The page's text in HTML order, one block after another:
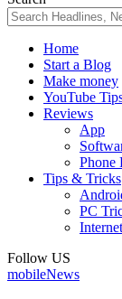
Home
Start a Blog
Make money
YouTube
Reviews
App
Phone
Tips & Tricks
PC
Internet
Follow US
mobileNews